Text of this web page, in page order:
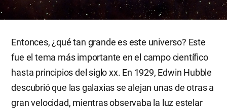
Entonces, ¿qué tan grande es este universo? Este
fue el tema más importante en el campo científico
hasta principios del siglo xx. En 1929, Edwin Hubble
descubrió que las galaxias se alejan unas de otras a
gran velocidad, mientras observaba la luz estelar